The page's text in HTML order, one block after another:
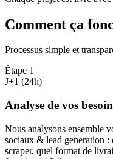
Comment ça
Processus simple et
Étape 1
J+1 (24h)
Analyse de vos
Nous analysons ensemble
sociaux & lead generation :
scraper, quel format de